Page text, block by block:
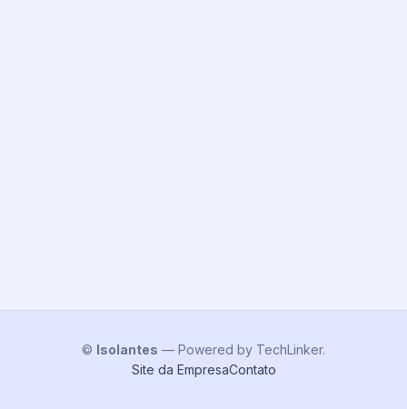
© Isolantes — Powered by TechLinker.
Site da EmpresaContato